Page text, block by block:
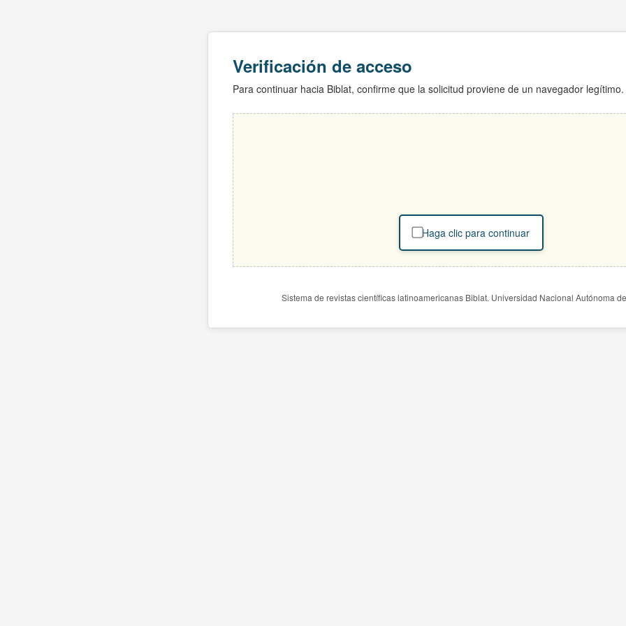
Verificación de acceso
Para continuar hacia Biblat, confirme que la solicitud proviene de un navegador legítimo.
Haga clic para continuar
Sistema de revistas científicas latinoamericanas Biblat. Universidad Nacional Autónoma